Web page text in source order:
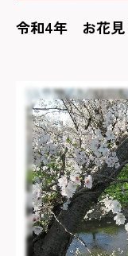
令和4年 お花見